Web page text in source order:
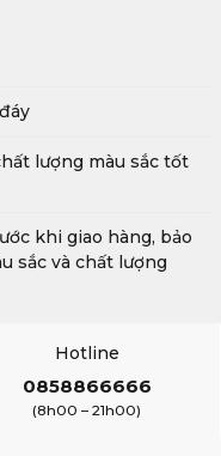
lượng màu sắc tốt
khi giao hàng, bảo
sắc và chất lượng
Hotline
0858866666
(8h00 – 21h00)